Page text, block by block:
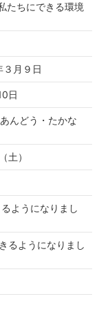
たちにできる環境
月９日
日
んどう・たかな
）
ようになりまし
るようになりまし